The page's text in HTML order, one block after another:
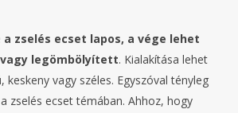
a zselés ecset lapos, a vége lehet
legömbölyített. Kialakítása lehet
keskeny vagy széles. Egyszóval tényleg
zselés ecset témában. Ahhoz, hogy